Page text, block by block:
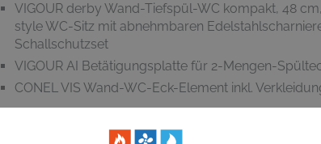
VIGOUR derby Wand-Tiefspül-WC kompakt, 48
style WC-Sitz mit abnehmbaren
Schallschutzset
VIGOUR AI Betätigungsplatte für 2-Mengen-
CONEL VIS Wand-WC-Eck-Element inkl.